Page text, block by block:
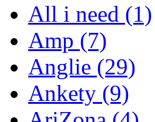
All i need (1)
Amp (7)
Anglie (29)
Ankety (9)